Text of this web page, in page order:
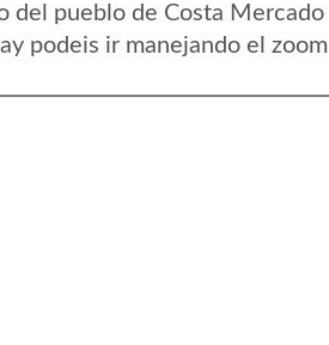
del pueblo de Costa Mercado
podeis ir manejando el zoom